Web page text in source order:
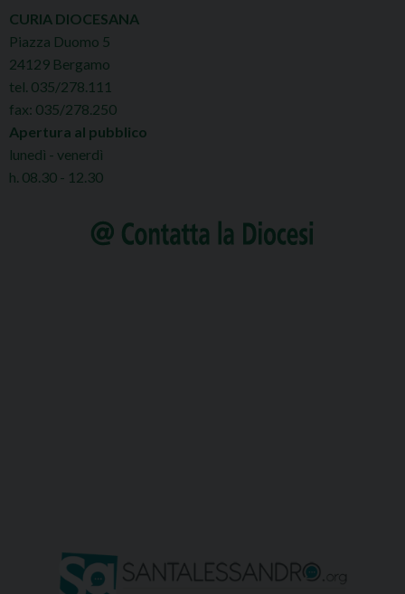
CURIA DIOCESANA
Piazza Duomo 5
24129 Bergamo
tel. 035/278.111
fax: 035/278.250
Apertura al pubblico
lunedì - venerdì
h. 08.30 - 12.30